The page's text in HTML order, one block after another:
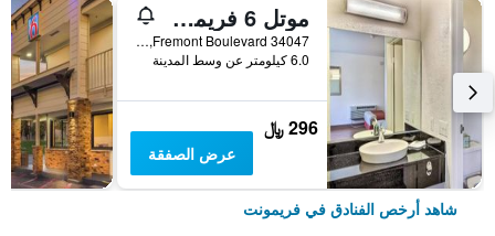
موتل 6 فريمونت، كاليفورنيا - نورث
34047 Fremont Boulevard, فريمونت, CA, الولايات المتحدة الأميريكية
6.0 كيلومتر عن وسط المدينة
296 ﷼
عرض الصفقة
شاهد أرخص الفنادق في فريمونت